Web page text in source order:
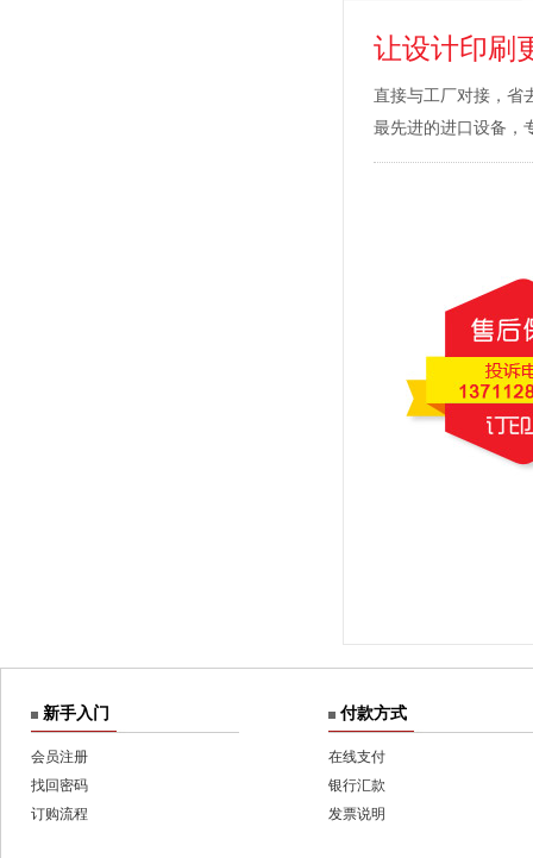
让设计印刷
直接与工厂对接，省
最先进的进口设备，
新手入门
会员注册
找回密码
订购流程
付款方式
在线支付
银行汇款
发票说明